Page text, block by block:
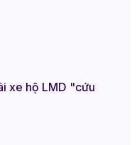
xe hộ LMD "cứu